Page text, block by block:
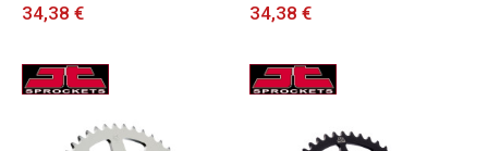
34,38 € 34,38 €